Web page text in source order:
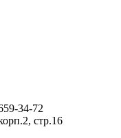
34-72
стр.16